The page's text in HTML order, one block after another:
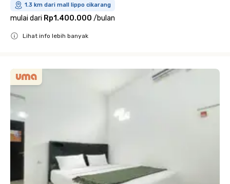
1.3 km dari mall lippo cikarang
mulai dari Rp1.400.000 /bulan
Lihat info lebih banyak